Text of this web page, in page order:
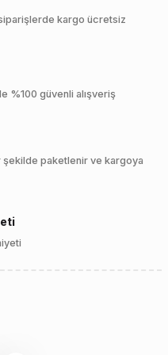
kargo ücretsiz
%100 güvenli alışveriş
paketlenir ve kargoya